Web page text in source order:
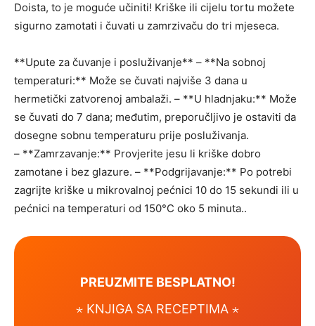
Doista, to je moguće učiniti! Kriške ili cijelu tortu možete
sigurno zamotati i čuvati u zamrzivaču do tri mjeseca.
**Upute za čuvanje i posluživanje** – **Na sobnoj
temperaturi:** Može se čuvati najviše 3 dana u
hermetički zatvorenoj ambalaži. – **U hladnjaku:** Može
se čuvati do 7 dana; međutim, preporučljivo je ostaviti da
dosegne sobnu temperaturu prije posluživanja.
– **Zamrzavanje:** Provjerite jesu li kriške dobro
zamotane i bez glazure. – **Podgrijavanje:** Po potrebi
zagrijte kriške u mikrovalnoj pećnici 10 do 15 sekundi ili u
pećnici na temperaturi od 150°C oko 5 minuta..
PREUZMITE BESPLATNO!
⋆ KNJIGA SA RECEPTIMA ⋆